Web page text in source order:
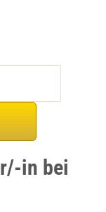
in bei